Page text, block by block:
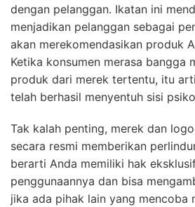
dengan pelanggan. Ikatan ini
menjadikan pelanggan sebagai
akan merekomendasikan produk
Ketika konsumen merasa bangga
produk dari merek tertentu, itu
telah berhasil menyentuh sisi
Tak kalah penting, merek dan
secara resmi memberikan
berarti Anda memiliki hak
penggunaannya dan bisa
jika ada pihak lain yang mencoba